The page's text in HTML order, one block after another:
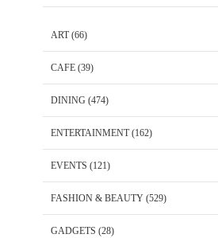
ART(66)
CAFE (39)
DINING (474)
ENTERTAINMENT(162)
EVENTS (121)
FASHION & BEAUTY (529)
GADGETS (28)